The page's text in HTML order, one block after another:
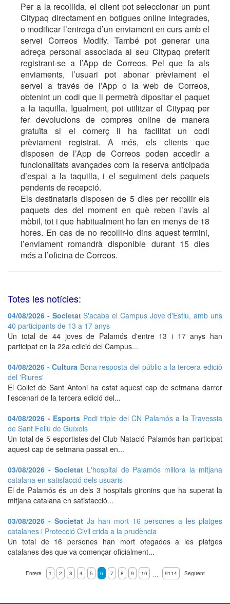
Per a la recollida, el client pot seleccionar un punt
Citypaq directament en botigues online integrades,
o modificar l’entrega d’un enviament en curs amb el
servei Correos Modify. També pot generar una
adreça personal associada al seu Citypaq preferit
registrant-se a l’App de Correos. Pel que fa als
enviaments, l’usuari pot abonar prèviament el
servei a través de l’App o la web de Correos,
obtenint un codi que li permetrà dipositar el paquet
a la taquilla. Igualment, pot utilitzar el Citypaq per
fer devolucions de compres online de manera
gratuïta si el comerç li ha facilitat un codi
prèviament registrat. A més, els clients que
disposen de l’App de Correos poden accedir a
funcionalitats avançades com la reserva anticipada
d’espai a la taquilla, i el seguiment dels paquets
pendents de recepció.
Els destinataris disposen de 5 dies per recollir els
paquets des del moment en què reben l’avís al
mòbil, tot i que habitualment ho fan en menys de 18
hores. En cas de no recollir-lo dins aquest termini,
l’enviament romandrà disponible durant 15 dies
més a l’oficina de Correos.
Totes les notícies:
04/08/2026 - SocietatS'acaba el Campus Jove d'Estiu, amb uns
40 participants de 13 a 17 anys
Un total de 44 joves de Palamós d'entre 13 i 17 anys han
participat en la 22a edició del Campus...
04/08/2026 - Cultura Bona resposta del públic a la tercera edició
del 'Riures'
El Collet de Sant Antoni ha estat aquest cap de setmana darrer
l'escenari de la tercera edició del...
04/08/2026 - Esports Podi triple del CN Palamós a la Travessia
de Sant Feliu de Guíxols
Un total de 5 esportistes del Club Natació Palamós han participat
aquest cap de setmana passat en...
03/08/2026 - Societat L'hospital de Palamós millora la mitjana
catalana en satisfacció dels usuaris
El de Palamós és un dels 3 hospitals gironins que ha superat la
mitjana catalana en satisfacció...
03/08/2026 - Societat Ja han mort 16 persones a les platges
catalanes i Protecció Civil crida a la prudència
Un total de 16 persones han mort ofegades a les platges
catalanes des que va començar oficialment...
Enrere 1 2 3 4 5 6 7 8 9 10 … 9114 Següent